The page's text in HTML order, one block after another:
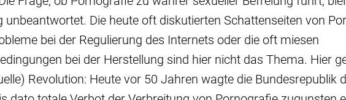
unbeantwortet. Die heute oft diskutierten Schattenseiten von
bei der Regulierung des Internets oder die oft miesen
bei der Herstellung sind hier nicht das Thema. Hier
Revolution: Heute vor 50 Jahren wagte die Bundesrepublik